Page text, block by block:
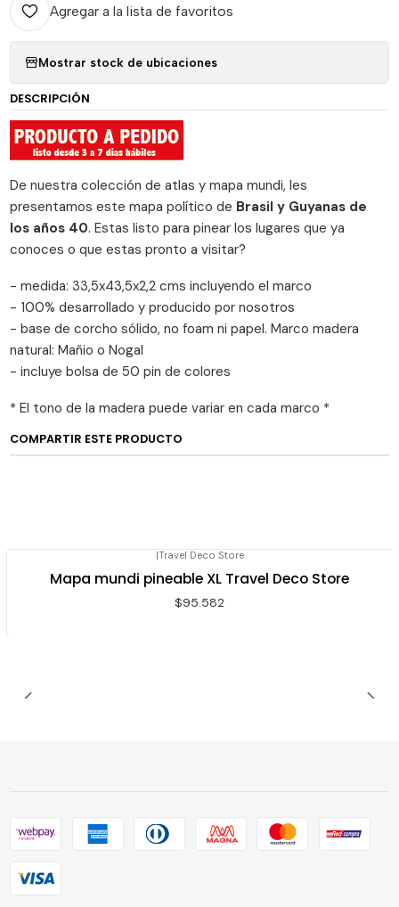
Agregar a la lista de favoritos
Mostrar stock de ubicaciones
DESCRIPCIÓN
De nuestra colección de atlas y mapa mundi, les
presentamos este mapa político de Brasil y Guyanas de
los años 40. Estas listo para pinear los lugares que ya
conoces o que estas pronto a visitar?
- medida: 33,5x43,5x2,2 cms incluyendo el marco
- 100% desarrollado y producido por nosotros
- base de corcho sólido, no foam ni papel. Marco madera
natural: Mañio o Nogal
- incluye bolsa de 50 pin de colores
* El tono de la madera puede variar en cada marco *
COMPARTIR ESTE PRODUCTO
|Travel Deco Store
Mapa mundi pineable XL Travel Deco Store
$95.582